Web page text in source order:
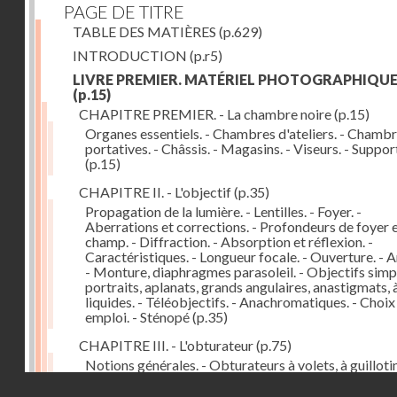
PAGE DE TITRE
TABLE DES MATIÈRES (p.629)
INTRODUCTION (p.r5)
LIVRE PREMIER. MATÉRIEL PHOTOGRAPHIQUE
(p.15)
CHAPITRE PREMIER. - La chambre noire(p.15)
Organes essentiels. - Chambres d'ateliers. -
portatives. - Châssis. - Magasins. - Viseurs. -
(p.15)
CHAPITRE II. - L'objectif(p.35)
Propagation de la lumière. - Lentilles. - Foyer. -
Aberrations et corrections. - Profondeurs de foyer
champ. - Diffraction. - Absorption et réflexion. -
Caractéristiques. - Longueur focale. - Ouverture. -
- Monture, diaphragmes parasoleil. - Objectifs
portraits, aplanats, grands angulaires, anastigmats,
liquides. - Téléobjectifs. - Anachromatiques. -
emploi. - Sténopé(p.35)
CHAPITRE III. - L'obturateur(p.75)
Notions générales. - Obturateurs à volets, à